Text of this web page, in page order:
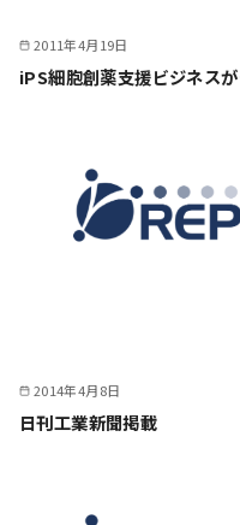
2011年4月19日
iPS細胞創薬支援ビジネス
2014年4月8日
日刊工業新聞掲載